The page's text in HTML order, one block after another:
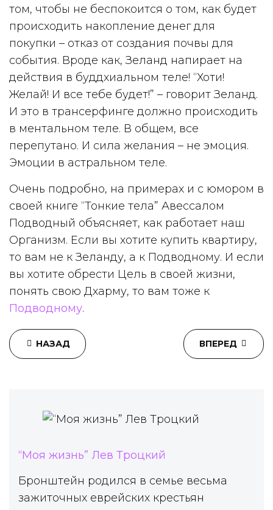
том, чтобы не беспокоится о том, как будет
происходить накопление денег для
покупки – отказ от создания почвы для
события. Вроде как, Зеланд напирает на
действия в буддхиальном теле! “Хоти!
Желай! И все тебе будет!” – говорит Зеланд.
И это в трансерфинге должно происходить
в ментальном теле. В общем, все
перепутано. И сила желания – не эмоция.
Эмоции в астральном теле.
Очень подробно, на примерах и с юмором в
своей книге “Тонкие тела” Авессалом
Подводный объясняет, как работает наш
Организм. Если вы хотите купить квартиру,
то вам не к Зеланду, а к Подводному. И если
вы хотите обрести Цель в своей жизни,
понять свою Дхарму, то вам тоже к
Подводному.
НАЗАД ВПЕРЕД
“Моя жизнь” Лев Троцкий
Бронштейн родился в семье весьма
зажиточных еврейских крестьян